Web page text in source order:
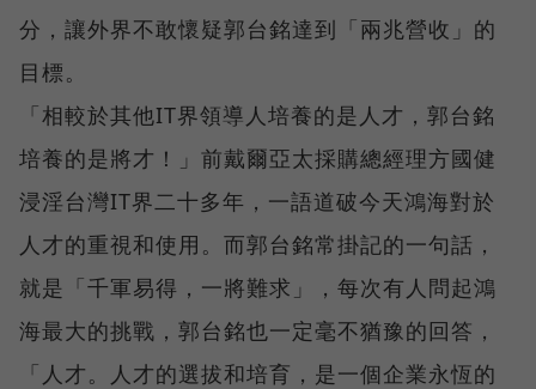
分，讓外界不敢懷疑郭台銘達到「兩兆營收」的
目標。
「相較於其他IT界領導人培養的是人才，郭台銘
培養的是將才！」前戴爾亞太採購總經理方國健
浸淫台灣IT界二十多年，一語道破今天鴻海對於
人才的重視和使用。而郭台銘常掛記的一句話，
就是「千軍易得，一將難求」，每次有人問起鴻
海最大的挑戰，郭台銘也一定毫不猶豫的回答，
「人才。人才的選拔和培育，是一個企業永恆的